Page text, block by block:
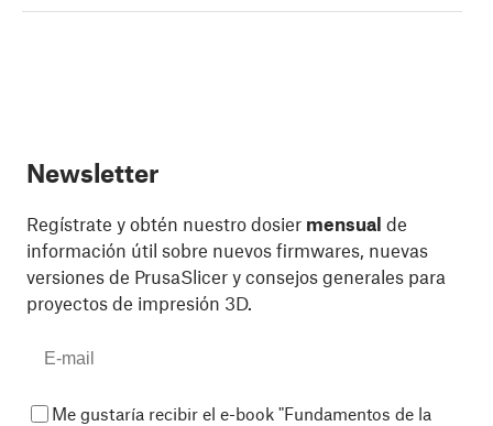
Newsletter
Regístrate y obtén nuestro dosier mensual de
información útil sobre nuevos firmwares, nuevas
versiones de PrusaSlicer y consejos generales para
proyectos de impresión 3D.
Me gustaría recibir el e-book "Fundamentos de la